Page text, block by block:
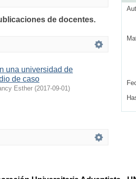
de docentes.
una universidad de
de caso
Esther (2017-09-01)